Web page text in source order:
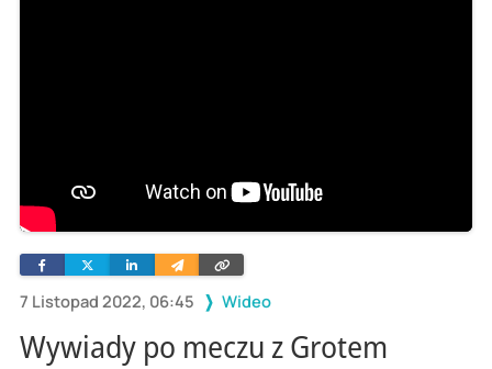
7 Listopad 2022, 06:45 Wideo
FacebookTwitterLinkedinWyślij
e-
Skopiuj
link
Wywiady po meczu z Grotem